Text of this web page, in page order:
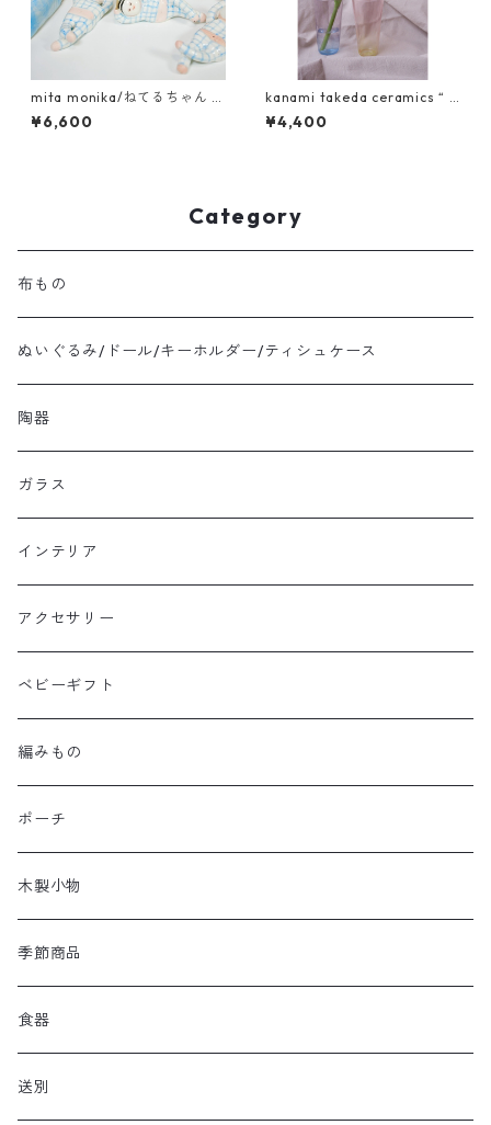
mita monika/ねてるちゃん お
香立て
¥6,600
kanami takeda ceramics “ g
lass ”
¥4,400
Category
布もの
ぬいぐるみ/ドール/キーホルダー/ティシュケース
陶器
ガラス
インテリア
アクセサリー
ベビーギフト
編みもの
ポーチ
木製小物
季節商品
食器
送別